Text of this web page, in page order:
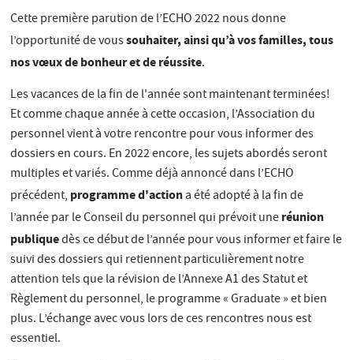
Cette première parution de l’ECHO 2022 nous donne
l’opportunité de voussouhaiter, ainsi qu’à vos familles, tous
nos vœux de bonheur et de réussite.
Les vacances de la fin de l'année sont maintenant terminées!
Et comme chaque année à cette occasion, l’Association du
personnel vient à votre rencontre pour vous informer des
dossiers en cours. En 2022 encore, les sujets abordés seront
multiples et variés. Comme déjà annoncé dans l’ECHO
précédent, programme d'actiona été adopté à la fin de
l’année par le Conseil du personnel qui prévoit uneréunion
publiquedès ce début de l’année pour vous informer et faire le
suivi des dossiers qui retiennent particulièrement notre
attention tels que la révision de l’Annexe A1 des Statut et
Règlement du personnel, le programme « Graduate » et bien
plus. L’échange avec vous lors de ces rencontres nous est
essentiel.